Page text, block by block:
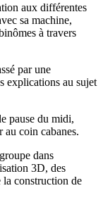
aux différentes
sa machine,
à travers
par une
explications au sujet
pause du midi,
au coin cabanes.
dans
3D, des
la construction de